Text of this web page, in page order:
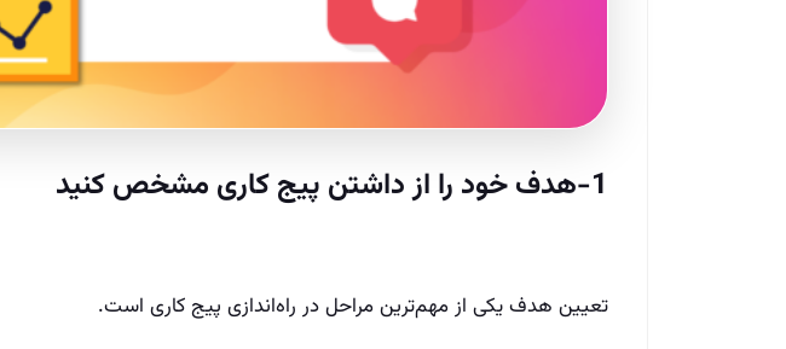
1-هدف خود را از داشتن پیج کاری مشخص کنید
تعیین هدف یکی از مهم‌ترین مراحل در راه‌اندازی پیج کاری است.